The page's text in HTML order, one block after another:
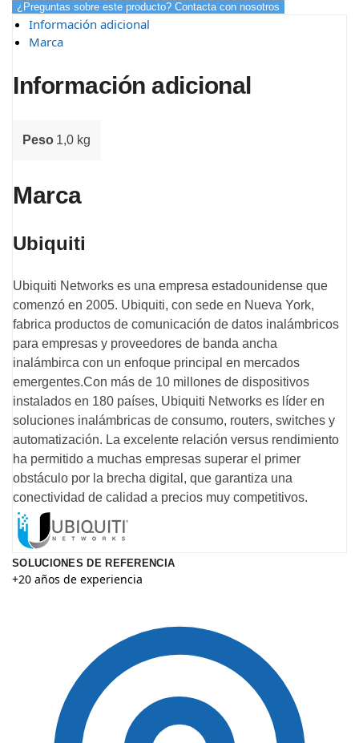
¿Preguntas sobre este producto? Contacta con nosotros
Información adicional
Marca
Información adicional
Peso 1,0 kg
Marca
Ubiquiti
Ubiquiti Networks es una empresa estadounidense que
comenzó en 2005. Ubiquiti, con sede en Nueva York,
fabrica productos de comunicación de datos inalámbricos
para empresas y proveedores de banda ancha
inalámbirca con un enfoque principal en mercados
emergentes.Con más de 10 millones de dispositivos
instalados en 180 países, Ubiquiti Networks es líder en
soluciones inalámbricas de consumo, routers, switches y
automatización. La excelente relación versus rendimiento
ha permitido a muchas empresas superar el primer
obstáculo por la brecha digital, que garantiza una
conectividad de calidad a precios muy competitivos.
SOLUCIONES DE REFERENCIA
+20 años de experiencia